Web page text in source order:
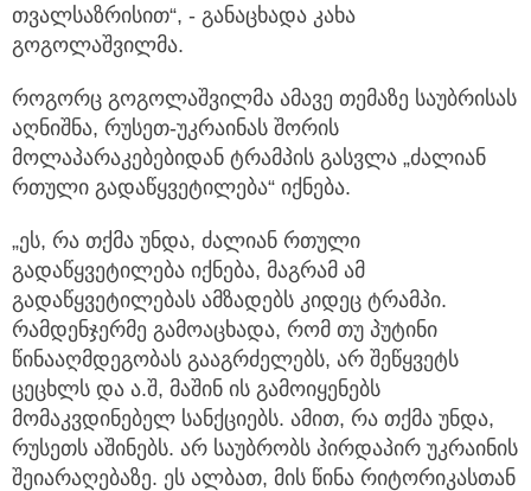
თვალსაზრისით“, - განაცხადა კახა
გოგოლაშვილმა.
როგორც გოგოლაშვილმა ამავე თემაზე საუბრისას
აღნიშნა, რუსეთ-უკრაინას შორის
მოლაპარაკებებიდან ტრამპის გასვლა „ძალიან
რთული გადაწყვეტილება“ იქნება.
„ეს, რა თქმა უნდა, ძალიან რთული
გადაწყვეტილება იქნება, მაგრამ ამ
გადაწყვეტილებას ამზადებს კიდეც ტრამპი.
რამდენჯერმე გამოაცხადა, რომ თუ პუტინი
წინააღმდეგობას გააგრძელებს, არ შეწყვეტს
ცეცხლს და ა.შ, მაშინ ის გამოიყენებს
მომაკვდინებელ სანქციებს. ამით, რა თქმა უნდა,
რუსეთს აშინებს. არ საუბრობს პირდაპირ უკრაინის
შეიარაღებაზე. ეს ალბათ, მის წინა რიტორიკასთან